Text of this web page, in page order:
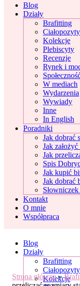
Blog
Działy
Brafitting
Kolekcje
Plebiscyty
Recenzje
Rynek i
W mediach
Wydarzenia
Wywiady
Inne
In English
Poradniki
Jak dobrać
Jak
Jak
Spis
Jak kupić
Jak dobrać
Kontakt
O mnie
Współpraca
Blog
Działy
Brafitting
Kolekcje
Strona główna»